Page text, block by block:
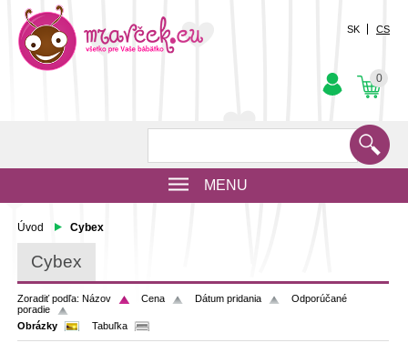
0
SK CS
MENU
Úvod Cybex
Cybex
Zoradiť podľa: Názov Cena Dátum pridania
Odporúčané
poradie
Obrázky
Tabuľka